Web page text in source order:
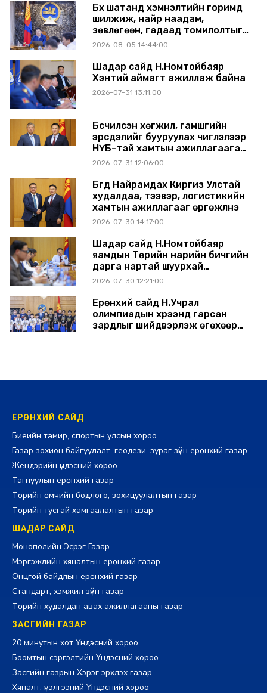
Бүх шатанд хэмнэлтийн горимд
шилжиж, найр наадам,
зөвлөгөөн, гадаад томилолтыг
хориглолоо
2026-08-05 14:44:00
Шадар сайд Н.Номтойбаяр
Хэнтий аймагт ажиллаж байна
2026-07-31 13:11:00
Бүсчилсэн хөгжил, гамшгийн
эрсдэлийг бууруулах чиглэлээр
НҮБ-тай хамтын ажиллагаагаа
өргөжүүлэхээр санал солилцлоо
2026-07-31 12:06:00
Бүгд Найрамдах Киргиз Улстай
худалдаа, тээвэр, логистикийн
хамтын ажиллагааг өргөжүүлнэ
2026-07-30 14:17:00
Шадар сайд Н.Номтойбаяр
яамдын Төрийн нарийн бичгийн
дарга нартай шуурхай
хуралдлаа
2026-07-30 12:21:00
Ерөнхий сайд Н.Учрал
олимпиадын хүрээнд гарсан
зардлыг шийдвэрлэж өгөхөөр
ЕРӨНХИЙ САЙД
Биеийн тамир, спортын улсын хороо
Газар зохион байгуулалт, геодези, зураг зүйн ерөнхий газар
Жендэрийн үндэсний хороо
Тагнуулын ерөнхий газар
Төрийн өмчийн бодлого, зохицуулалтын газар
Төрийн тусгай хамгаалалтын газар
ШАДАР САЙД
Монополийн Эсрэг Газар
Мэргэжлийн хяналтын ерөнхий газар
Онцгой байдлын ерөнхий газар
Стандарт, хэмжил зүйн газар
Төрийн худалдан авах ажиллагааны газар
ЗАСГИЙН ГАЗАР
20 минутын хот Үндэсний хороо
Боомтын сэргэлтийн Үндэсний хороо
Засгийн газрын Хэрэг эрхлэх газар
Хяналт, үнэлгээний Үндэсний хороо